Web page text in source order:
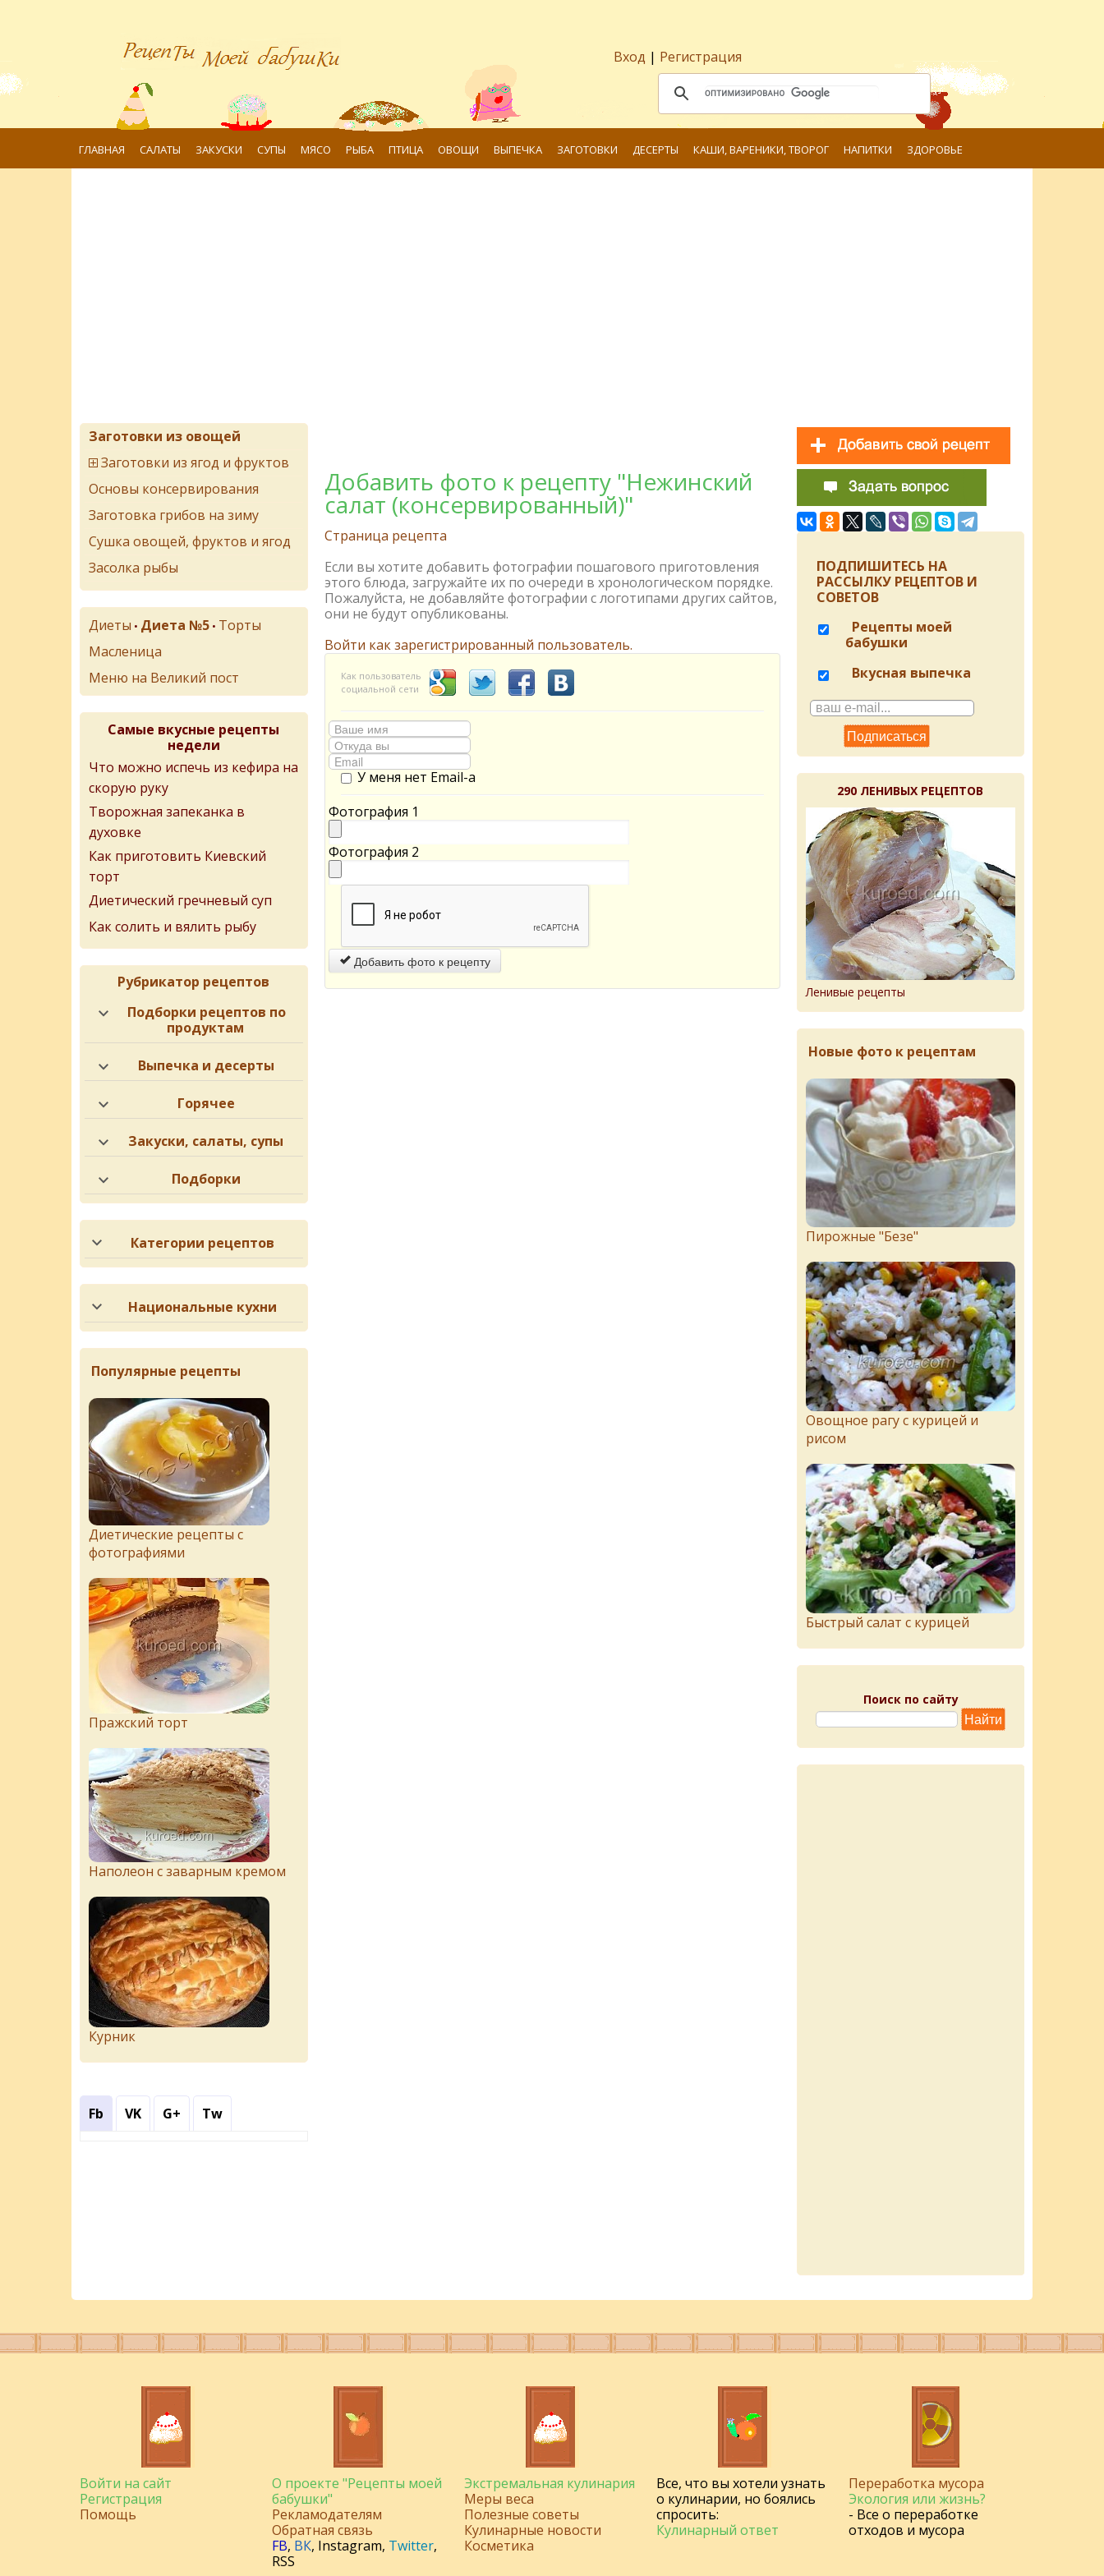
Вход | Регистрация
ГЛАВНАЯ САЛАТЫ ЗАКУСКИ СУПЫ МЯСО РЫБА ПТИЦА ОВОЩИ ВЫПЕЧКА ЗАГОТОВКИ ДЕСЕРТЫ КАШИ, ВАРЕНИКИ, ТВОРОГ НАПИТКИ ЗДОРОВЬЕ
Добавить фото к рецепту "Нежинский
салат (консервированный)"
Страница рецепта
Если вы хотите добавить фотографии пошагового приготовления
этого блюда, загружайте их по очереди в хронологическом порядке.
Пожалуйста, не добавляйте фотографии с логотипами других сайтов,
они не будут опубликованы.
Войти как зарегистрированный пользователь.
Как пользователь
социальной сети
У меня нет Email-а
Фотография 1
Фотография 2
Добавить фото к рецепту
Заготовки из овощей
Заготовки из ягод и фруктов
Основы консервирования
Заготовка грибов на зиму
Сушка овощей, фруктов и ягод
Засолка рыбы
Диеты • Диета №5 • Торты
Масленица
Меню на Великий пост
Самые вкусные рецепты
недели
Что можно испечь из кефира на
скорую руку
Творожная запеканка в
духовке
Как приготовить Киевский
торт
Диетический гречневый суп
Как солить и вялить рыбу
Рубрикатор рецептов
Подборки рецептов по
продуктам
Выпечка и десерты
Горячее
Закуски, салаты, супы
Подборки
Категории рецептов
Национальные кухни
Популярные рецепты
Диетические рецепты с
фотографиями
Пражский торт
Наполеон с заварным кремом
Курник
Fb VK G+ Tw
ПОДПИШИТЕСЬ НА
РАССЫЛКУ РЕЦЕПТОВ И
СОВЕТОВ
Рецепты моей
бабушки
Вкусная выпечка
290 ЛЕНИВЫХ РЕЦЕПТОВ
Ленивые рецепты
Новые фото к рецептам
Пирожныe "Бeзe"
Овощное рагу с курицей и
рисом
Быстрый салат с курицей
Поиск по сайту
Войти на сайт
Регистрация
Помощь
О проекте "Рецепты моей
бабушки"
Рекламодателям
Обратная связь
FB, ВК, Instagram, Twitter,
RSS
Экстремальная кулинария
Меры веса
Полезные советы
Кулинарные новости
Косметика
Все, что вы хотели узнать
о кулинарии, но боялись
спросить:
Кулинарный ответ
Переработка мусора
Экология или жизнь?
- Все о переработке
отходов и мусора